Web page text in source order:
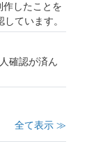
作したことを
ています。
確認が済ん
全て表示 ≫